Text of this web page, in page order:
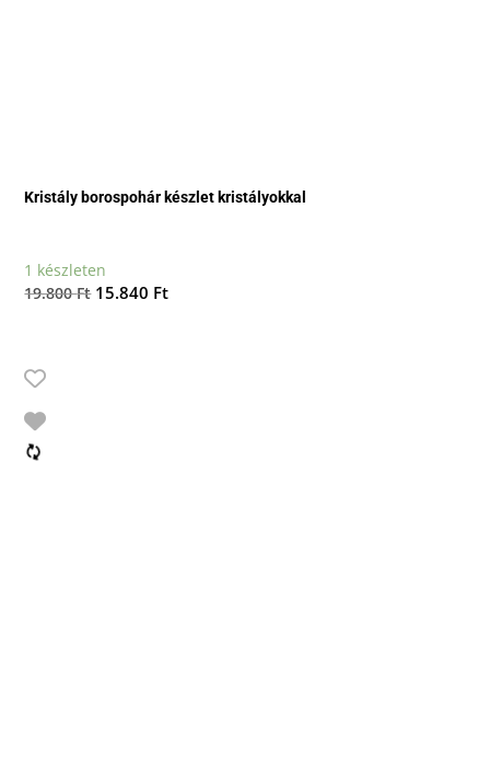
Kristály borospohár készlet kristályokkal
1 készleten
19.800Ft Original
15.840 FtCurrent